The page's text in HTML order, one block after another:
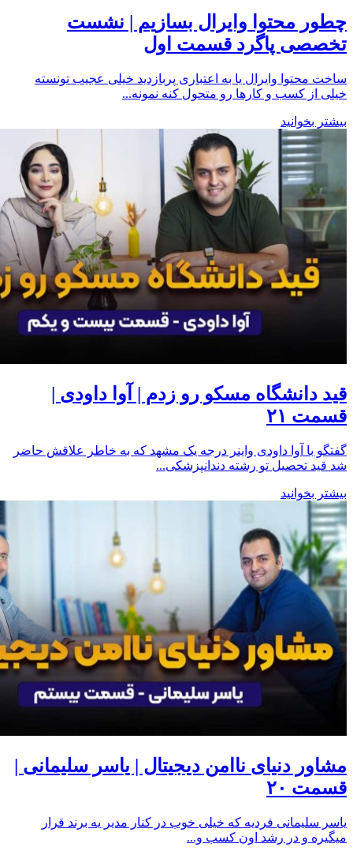
چطور محتوا وایرال بسازیم | نشست
تخصصی پاگرد قسمت اول
ساخت محتوا وایرال یا به اعتباری پربازدید خیلی عجیب تونسته
خیلی از کسب و کارها رو متحول کنه نمونه...
بیشتر بخوانید
قید دانشگاه مسکو رو زدم | آوا داودی |
قسمت ۲۱
گفتگو با آوا داودی واینر درجه یک مشهد که به خاطر علاقش حاضر
شد قید تحصیل تو رشته دندانپزشکی...
بیشتر بخوانید
مشاور دنیای ناامن دیجیتال | یاسر سلیمانی |
قسمت ۲۰
یاسر سلیمانی فردیه که خیلی خوب در کنار مدیر یه برند قرار
میگیره و در رشد اون کسب و...